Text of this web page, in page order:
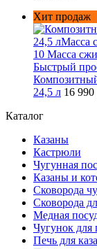
Хит продаж
Быстрый
24,5 л 16 990
Каталог
Казаны
Кастрюли
Чугунная
Казаны и
Сковорода
Сковорода
Медная
Чугунок для
Печь для